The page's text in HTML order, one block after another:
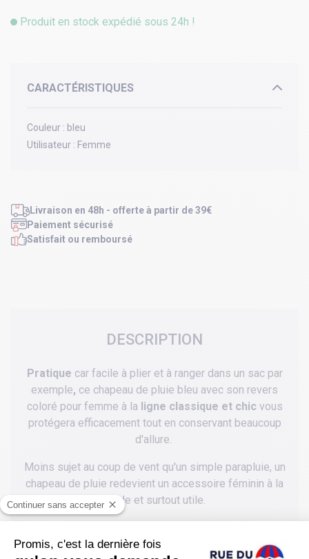
Produit en stock expédié sous 24h !
CARACTÉRISTIQUES
Couleur : bleu
Utilisateur : Femme
Livraison en 48h - offerte à partir de 39€
Paiement sécurisé
Satisfait ou remboursé
DESCRIPTION
Pratique car facile à plier et à ranger dans un sac par
exemple, ce chapeau de pluie bleu avec son revers
coloré pour femme à la ligne classique et chicvous
protégera efficacement tout en conservant beaucoup
d'allure.
Moins sujet au coup de vent qu'un simple parapluie, un
chapeau de pluie redevient un accessoire féminin à la
mode et surtout utile.
ce chapeau de pluie bleu pour femme possède des